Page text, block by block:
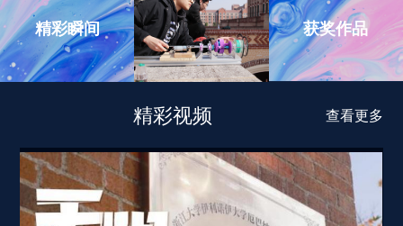
精彩瞬间 获奖作品
精彩视频 查看更多